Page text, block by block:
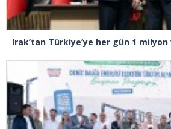
Irak’tan Türkiye’ye her gün 1